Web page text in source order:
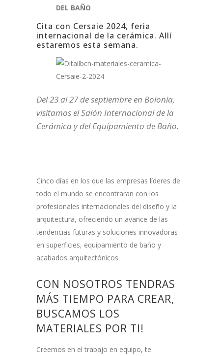
DEL BAÑO
Cita con Cersaie 2024, feria
internacional de la cerámica. Allí
estaremos esta semana.
Del 23 al 27 de septiembre en Bolonia,
visitamos el Salón Internacional de la
Cerámica y del Equipamiento de Baño.
Cinco días en los que las empresas líderes de
todo el mundo se encontraran con los
profesionales internacionales del diseño y la
arquitectura, ofreciendo un avance de las
tendencias futuras y soluciones innovadoras
en superficies, equipamiento de baño y
acabados arquitectónicos.
CON NOSOTROS TENDRAS
MÁS TIEMPO PARA CREAR,
BUSCAMOS LOS
MATERIALES POR TI!
Creemos en el trabajo en equipo, te